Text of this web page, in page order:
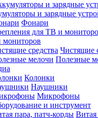
и зарядные
Фонари
Чистящие
Полезные
Колонки
Наушники
Микрофоны
и инструмент
Витая